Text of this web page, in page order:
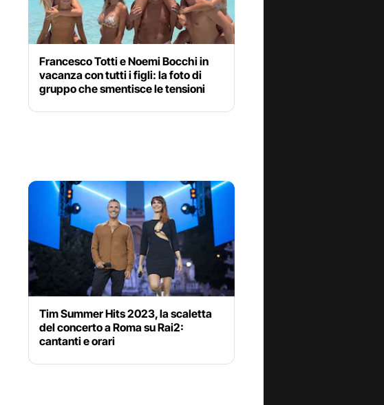
Francesco Totti e Noemi Bocchi in
vacanza con tutti i figli: la foto di
gruppo che smentisce le tensioni
Tim Summer Hits 2023, la scaletta
del concerto a Roma su Rai2:
cantanti e orari